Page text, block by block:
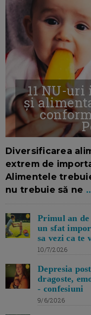
11 NU-
și
Diversificarea
extrem de
Alimentele
nu trebuie să ne
Primul an de
un sfat
sa vezi ca te
10/7/2026
Depresia
dragoste,
- confesiuni
9/6/2026